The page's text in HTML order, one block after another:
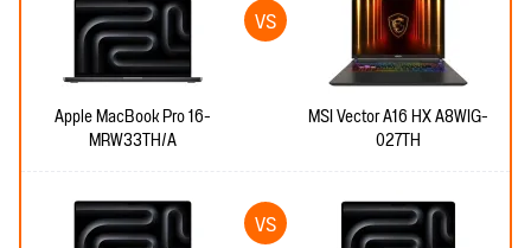
Apple MacBook Pro 16-
MRW33TH/A
MSI Vector A16 HX A8WIG-
027TH